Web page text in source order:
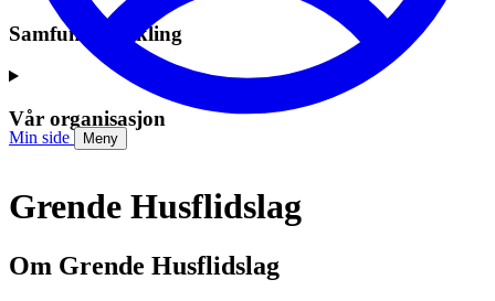
Min side Meny
Samfunnsutvikling
Vår organisasjon
Grende Husflidslag
Om Grende Husflidslag